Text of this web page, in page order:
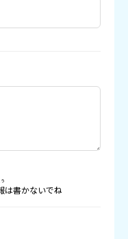
は書かないでね